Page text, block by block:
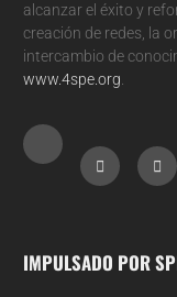
alcanzar el éxito y
creación de redes, la
intercambio de
www.4spe.org.
IMPULSADO POR